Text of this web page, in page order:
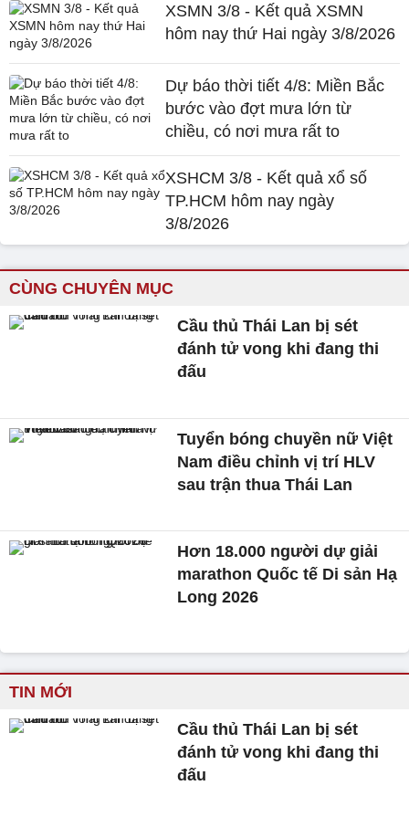
XSMN 3/8 - Kết quả XSMN
hôm nay thứ Hai ngày 3/8/2026
Dự báo thời tiết 4/8: Miền Bắc
bước vào đợt mưa lớn từ
chiều, có nơi mưa rất to
XSHCM 3/8 - Kết quả xổ số
TP.HCM hôm nay ngày
3/8/2026
CÙNG CHUYÊN MỤC
Cầu thủ Thái Lan bị sét
đánh tử vong khi đang thi
đấu
Tuyển bóng chuyền nữ Việt
Nam điều chỉnh vị trí HLV
sau trận thua Thái Lan
Hơn 18.000 người dự giải
marathon Quốc tế Di sản Hạ
Long 2026
TIN MỚI
Cầu thủ Thái Lan bị sét
đánh tử vong khi đang thi
đấu